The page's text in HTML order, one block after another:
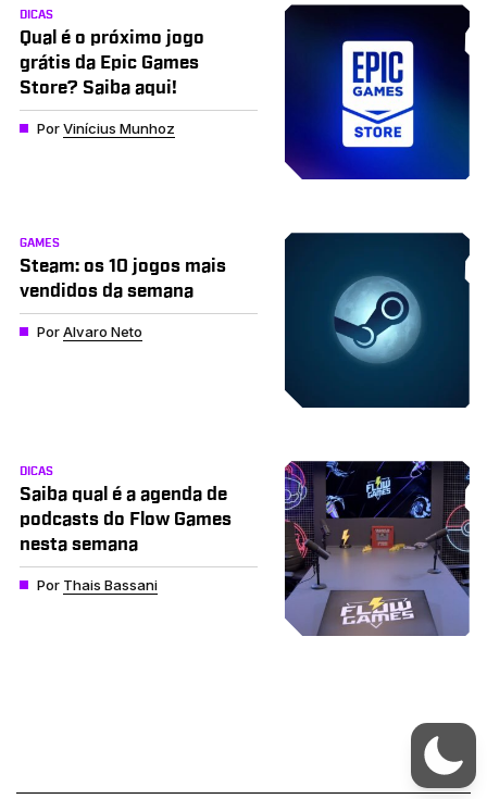
DICAS
Qual é o próximo jogo
grátis da Epic Games
Store? Saiba aqui!
PorVinícius Munhoz
GAMES
Steam: os 10 jogos mais
vendidos da semana
PorAlvaro Neto
DICAS
Saiba qual é a agenda de
podcasts do Flow Games
nesta semana
Por Thais Bassani